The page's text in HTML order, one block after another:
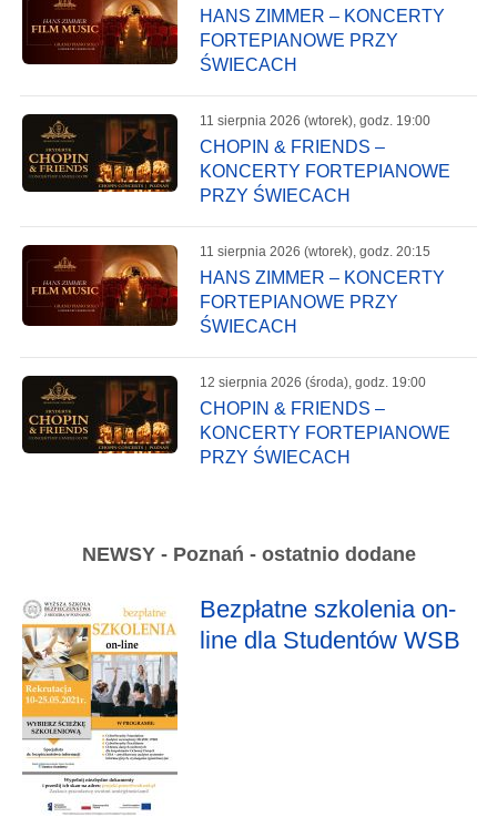
HANS ZIMMER – KONCERTY
FORTEPIANOWE PRZY
ŚWIECACH
11 sierpnia 2026 (wtorek), godz. 19:00
CHOPIN & FRIENDS –
KONCERTY FORTEPIANOWE
PRZY ŚWIECACH
11 sierpnia 2026 (wtorek), godz. 20:15
HANS ZIMMER – KONCERTY
FORTEPIANOWE PRZY
ŚWIECACH
12 sierpnia 2026 (środa), godz. 19:00
CHOPIN & FRIENDS –
KONCERTY FORTEPIANOWE
PRZY ŚWIECACH
NEWSY - Poznań - ostatnio dodane
Bezpłatne szkolenia on-
line dla Studentów WSB